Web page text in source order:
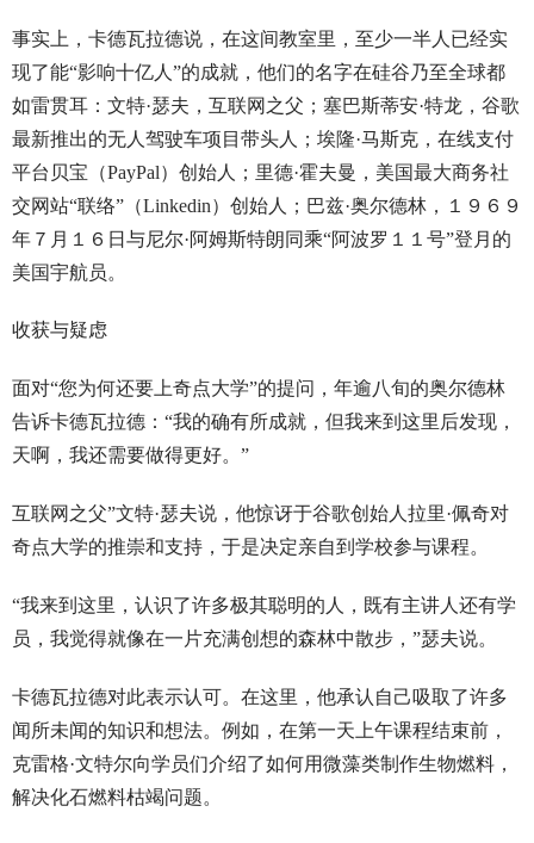
事实上，卡德瓦拉德说，在这间教室里，至少一半人已经实
现了能“影响十亿人”的成就，他们的名字在硅谷乃至全球都
如雷贯耳：文特·瑟夫，互联网之父；塞巴斯蒂安·特龙，谷歌
最新推出的无人驾驶车项目带头人；埃隆·马斯克，在线支付
平台贝宝（PayPal）创始人；里德·霍夫曼，美国最大商务社
交网站“联络”（Linkedin）创始人；巴兹·奥尔德林，１９６９
年７月１６日与尼尔·阿姆斯特朗同乘“阿波罗１１号”登月的
美国宇航员。
收获与疑虑
面对“您为何还要上奇点大学”的提问，年逾八旬的奥尔德林
告诉卡德瓦拉德：“我的确有所成就，但我来到这里后发现，
天啊，我还需要做得更好。”
互联网之父”文特·瑟夫说，他惊讶于谷歌创始人拉里·佩奇对
奇点大学的推崇和支持，于是决定亲自到学校参与课程。
“我来到这里，认识了许多极其聪明的人，既有主讲人还有学
员，我觉得就像在一片充满创想的森林中散步，”瑟夫说。
卡德瓦拉德对此表示认可。在这里，他承认自己吸取了许多
闻所未闻的知识和想法。例如，在第一天上午课程结束前，
克雷格·文特尔向学员们介绍了如何用微藻类制作生物燃料，
解决化石燃料枯竭问题。